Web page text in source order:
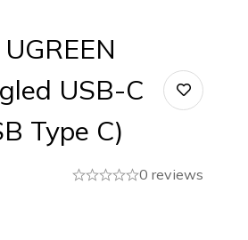
USB-C
Type C)
0 reviews